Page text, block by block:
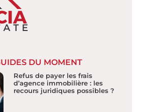
DU MOMENT
Refus de payer les frais
d’agence immobilière : les
recours juridiques possibles ?